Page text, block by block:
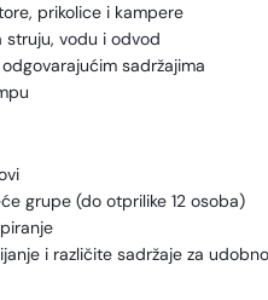
prikolice i kampere
struju, vodu i odvod
sadržajima
grupe (do otprilike 12 osoba)
i različite sadržaje za